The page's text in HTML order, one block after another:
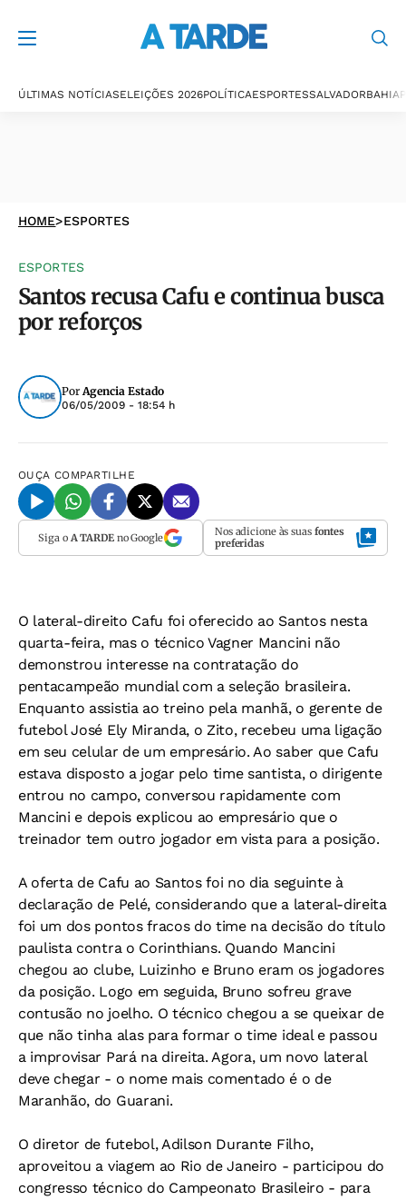
ÚLTIMAS NOTÍCIASELEIÇÕES 2026POLÍTICAESPORTESSALVADORBAHIA
HOME>ESPORTES
ESPORTES
Santos recusa Cafu e continua busca
por reforços
PorAgencia Estado
06/05/2009 - 18:54 h
OUÇA COMPARTILHE
Siga o A TARDEno Google Nos adicione às suas fontes
preferidas
O lateral-direito Cafu foi oferecido ao Santos nesta
quarta-feira, mas o técnico Vagner Mancini não
demonstrou interesse na contratação do
pentacampeão mundial com a seleção brasileira.
Enquanto assistia ao treino pela manhã, o gerente de
futebol José Ely Miranda, o Zito, recebeu uma ligação
em seu celular de um empresário. Ao saber que Cafu
estava disposto a jogar pelo time santista, o dirigente
entrou no campo, conversou rapidamente com
Mancini e depois explicou ao empresário que o
treinador tem outro jogador em vista para a posição.
A oferta de Cafu ao Santos foi no dia seguinte à
declaração de Pelé, considerando que a lateral-direita
foi um dos pontos fracos do time na decisão do título
paulista contra o Corinthians. Quando Mancini
chegou ao clube, Luizinho e Bruno eram os jogadores
da posição. Logo em seguida, Bruno sofreu grave
contusão no joelho. O técnico chegou a se queixar de
que não tinha alas para formar o time ideal e passou
a improvisar Pará na direita. Agora, um novo lateral
deve chegar - o nome mais comentado é o de
Maranhão, do Guarani.
O diretor de futebol, Adilson Durante Filho,
aproveitou a viagem ao Rio de Janeiro - participou do
congresso técnico do Campeonato Brasileiro - para